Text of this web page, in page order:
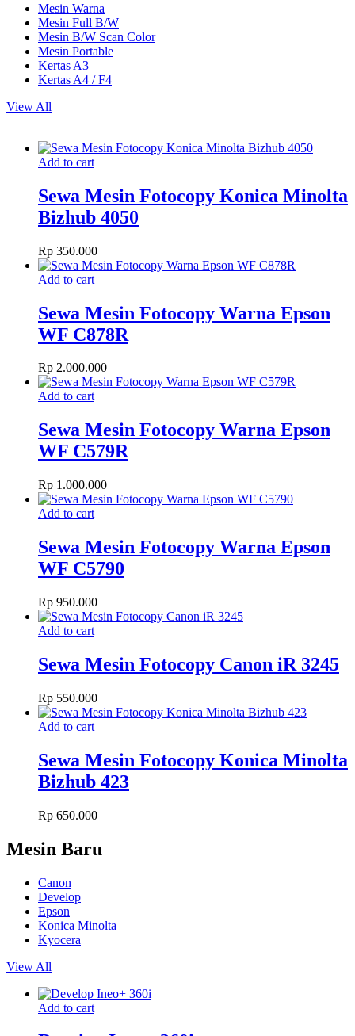
Mesin Warna
Mesin Full B/W
Mesin B/W Scan Color
Mesin Portable
Kertas A3
Kertas A4 / F4
View All
Add to cart
Sewa Mesin Fotocopy Konica Minolta
Bizhub 4050
Rp 350.000
Add to cart
Sewa Mesin Fotocopy Warna Epson
WF C878R
Rp 2.000.000
Add to cart
Sewa Mesin Fotocopy Warna Epson
WF C579R
Rp 1.000.000
Add to cart
Sewa Mesin Fotocopy Warna Epson
WF C5790
Rp 950.000
Add to cart
Sewa Mesin Fotocopy Canon iR 3245
Rp 550.000
Add to cart
Sewa Mesin Fotocopy Konica Minolta
Bizhub 423
Rp 650.000
Mesin Baru
Canon
Develop
Epson
Konica Minolta
Kyocera
View All
Add to cart